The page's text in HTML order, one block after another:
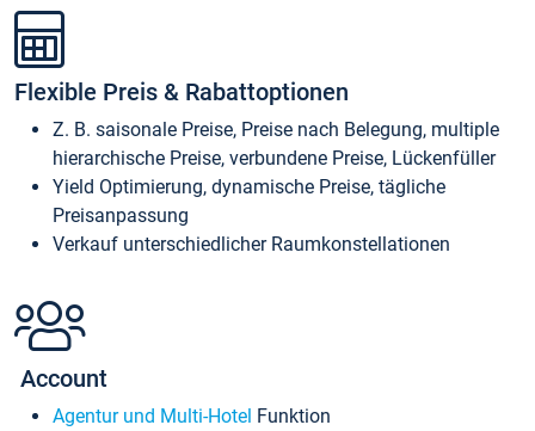
Flexible Preis & Rabattoptionen
Z. B. saisonale Preise, Preise nach Belegung, multiple
hierarchische Preise, verbundene Preise, Lückenfüller
Yield Optimierung, dynamische Preise, tägliche
Preisanpassung
Verkauf unterschiedlicher Raumkonstellationen
Account
Agentur und Multi-Hotel Funktion